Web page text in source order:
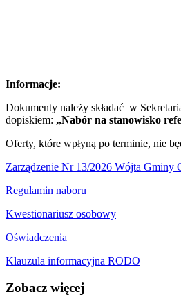
Informacje:
Dokumenty należy składać w
dopiskiem: „Nabór na stanowisko
Oferty, które wpłyną po terminie, nie
Zarządzenie Nr 13/2026 Wójta Gminy
Regulamin naboru
Kwestionariusz osobowy
Oświadczenia
Klauzula informacyjna RODO
Zobacz więcej